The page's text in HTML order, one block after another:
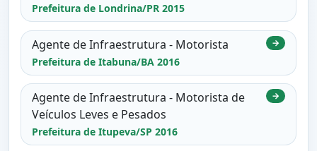
Prefeitura de Londrina/PR 2015
Agente de Infraestrutura - Motorista
Prefeitura de Itabuna/BA 2016
→
Agente de Infraestrutura - Motorista de
Veículos Leves e Pesados
Prefeitura de Itupeva/SP 2016
→